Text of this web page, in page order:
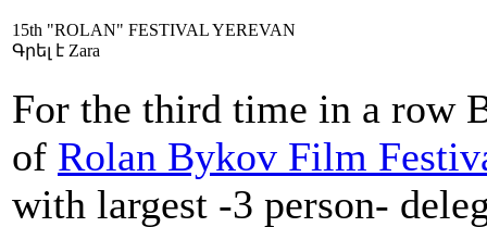
15th "ROLAN" FESTIVAL YEREVAN
Գրել է Zara
For the third time in a row
of Rolan Bykov Film
with largest -3 person-